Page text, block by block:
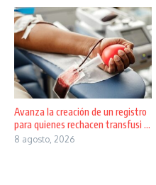
Avanza la creación de un registro
para quienes rechacen transfusi ...
8 agosto, 2026